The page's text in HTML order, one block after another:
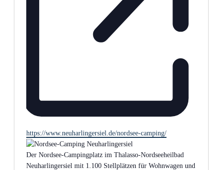
Webseite
https://www.neuharlingersiel.de/nordsee-camping/
Der Nordsee-Campingplatzim Thalasso-Nordseeheilbad
Neuharlingersiel mit 1.100 Stellplätzen für Wohnwagen und